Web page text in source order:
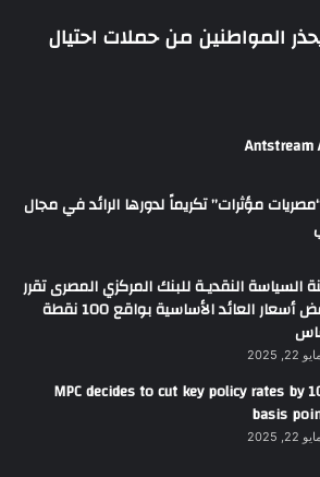
المواطنين من حملات احتيال
مؤثرات” تكريماً لدورها الرائد في مجال
السياسة النقديـة للبنك المركزي المصرى تقرر
خفض أسعار العائد الأساسية بواقع 100 نقطة
مايو 22, 2025
MPC decides to cut key policy rates by
basis
مايو 22, 2025